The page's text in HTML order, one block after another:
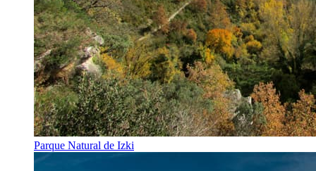
Parque Natural de Izki